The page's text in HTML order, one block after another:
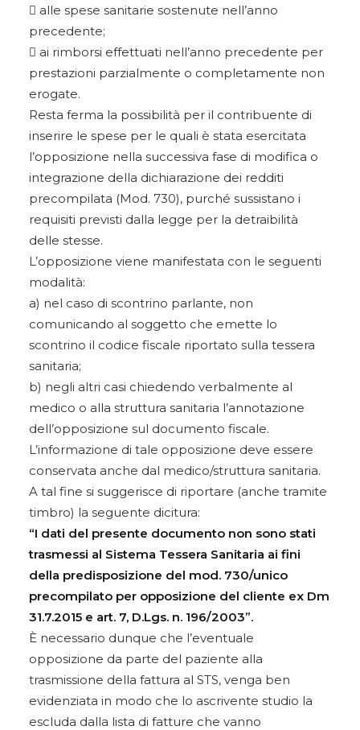
 alle spese sanitarie sostenute nell’anno
precedente;
 ai rimborsi effettuati nell’anno precedente per
prestazioni parzialmente o completamente non
erogate.
Resta ferma la possibilità per il contribuente di
inserire le spese per le quali è stata esercitata
l’opposizione nella successiva fase di modifica o
integrazione della dichiarazione dei redditi
precompilata (Mod. 730), purché sussistano i
requisiti previsti dalla legge per la detraibilità
delle stesse.
L’opposizione viene manifestata con le seguenti
modalità:
a) nel caso di scontrino parlante, non
comunicando al soggetto che emette lo
scontrino il codice fiscale riportato sulla tessera
sanitaria;
b) negli altri casi chiedendo verbalmente al
medico o alla struttura sanitaria l’annotazione
dell’opposizione sul documento fiscale.
L’informazione di tale opposizione deve essere
conservata anche dal medico/struttura sanitaria.
A tal fine si suggerisce di riportare (anche tramite
timbro) la seguente dicitura:
“I dati del presente documento non sono stati
trasmessi al Sistema Tessera Sanitaria ai fini
della predisposizione del mod. 730/unico
precompilato per opposizione del cliente ex Dm
31.7.2015 e art. 7, D.Lgs. n. 196/2003”.
È necessario dunque che l’eventuale
opposizione da parte del paziente alla
trasmissione della fattura al STS, venga ben
evidenziata in modo che lo ascrivente studio la
escluda dalla lista di fatture che vanno